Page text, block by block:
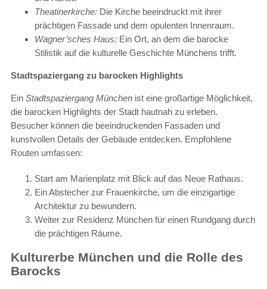
Theatinerkirche: Die Kirche beeindruckt mit ihrer
prächtigen Fassade und dem opulenten Innenraum.
Wagner’sches Haus: Ein Ort, an dem die barocke
Stilistik auf die kulturelle Geschichte Münchens trifft.
Stadtspaziergang zu barocken Highlights
Ein Stadtspaziergang München ist eine großartige Möglichkeit,
die barocken Highlights der Stadt hautnah zu erleben.
Besucher können die beeindruckenden Fassaden und
kunstvollen Details der Gebäude entdecken. Empfohlene
Routen umfassen:
Start am Marienplatz mit Blick auf das Neue Rathaus.
Ein Abstecher zur Frauenkirche, um die einzigartige
Architektur zu bewundern.
Weiter zur Residenz München für einen Rundgang durch
die prächtigen Räume.
Kulturerbe München und die Rolle des
Barocks